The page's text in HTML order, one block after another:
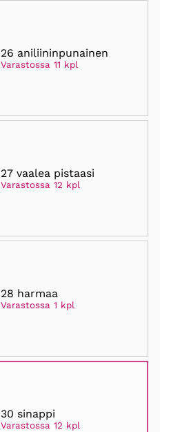
26 aniliininpunainen
Varastossa 11 kpl
27 vaalea pistaasi
Varastossa 12 kpl
28 harmaa
Varastossa 1 kpl
30 sinappi
Varastossa 12 kpl